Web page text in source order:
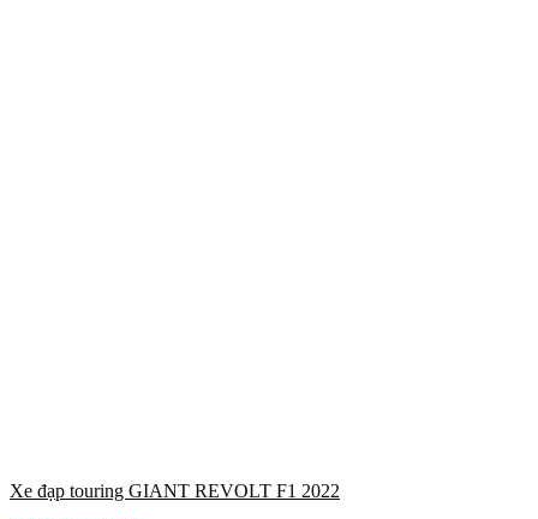
Xe đạp touring GIANT REVOLT F1 2022